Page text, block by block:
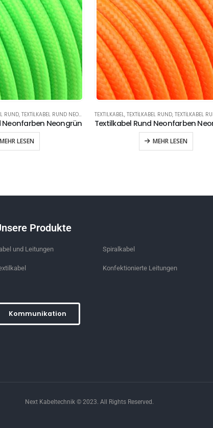
RUND, TEXTILKABEL RUND NEONFARBEN
Neonfarben Neongrün
MEHR LESEN
TEXTILKABEL, TEXTILKABEL RUND, TEXTILKABEL RUND
MEHR LESEN
Produkte
und Leitungen Spiralkabel
Konfektionierte Leitungen
Kommunikation
Next Kabeltechnik © 2023. All Rights Reserved.